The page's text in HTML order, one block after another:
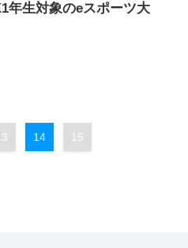
年生対象のeスポーツ大
14 15